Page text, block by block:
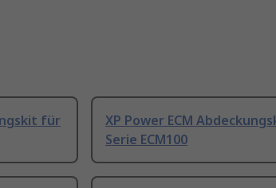
für
XP Power ECM
Serie ECM100